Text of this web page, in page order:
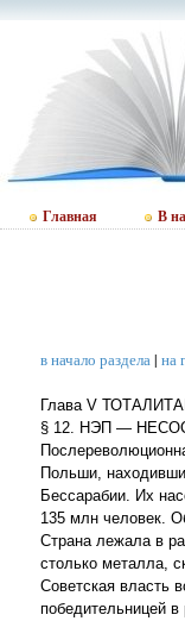
Главная В
в начало раздела| на
Глава V
§ 12. НЭП —
Польши,
Бессарабии. Их
135 млн человек.
Страна лежала в
столько металла,
Советская власть
победительницей